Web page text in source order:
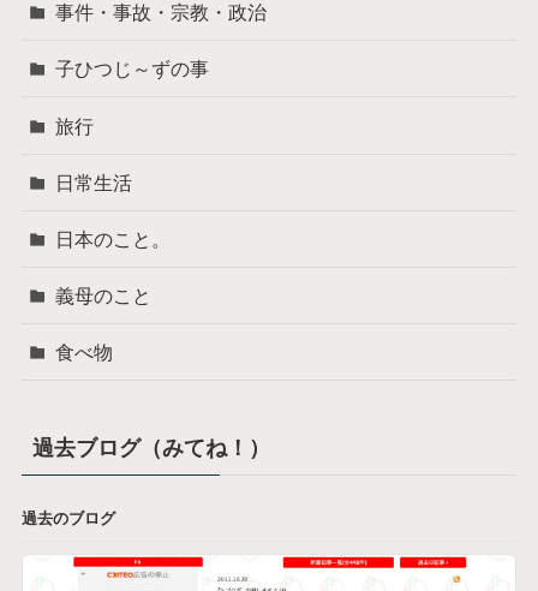
事件・事故・宗教・政治
子ひつじ～ずの事
旅行
日常生活
日本のこと。
義母のこと
食べ物
過去ブログ（みてね！）
過去のブログ